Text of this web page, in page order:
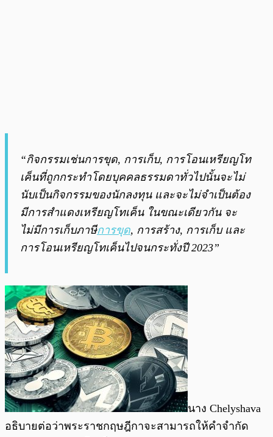
“กิจกรรมเช่นการขุด, การเก็บ, การโอนเหรียญโท
เค็นที่ถูกกระทำโดยบุคคลธรรมดาทั่วไปนั้นจะไม่
นับเป็นกิจกรรมของนักลงทุน และจะไม่จำเป็นต้อง
มีการสำแดงเหรียญโทเค็น ในขณะเดียวกัน จะ
ไม่มีการเก็บภาษีการขุด, การสร้าง, การเก็บ และ
การโอนเหรียญโทเค็นไปจนกระทั่งปี 2023”
นาง Chelyshava
อธิบายต่อว่าพระราชกฤษฎีกาจะสามารถให้คำจำกัด